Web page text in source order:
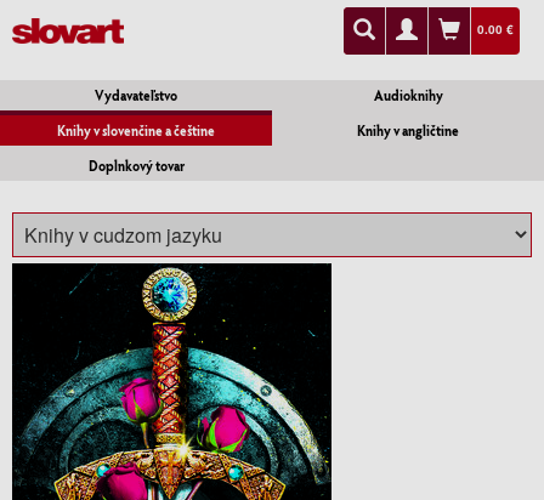
0.00 €
Vydavateľstvo
Audioknihy
Knihy v slovenčine a češtine
Knihy v angličtine
Doplnkový tovar